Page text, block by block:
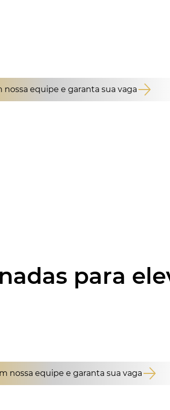
nossa equipe e garanta sua vaga
para
nossa equipe e garanta sua vaga